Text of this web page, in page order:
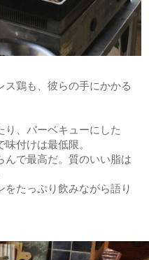
ス鶏も、彼らの手にかかる
り、バーベキューにした
付けは最低限。
んで最高だ。質のいい脂は
たっぷり飲みながら語り